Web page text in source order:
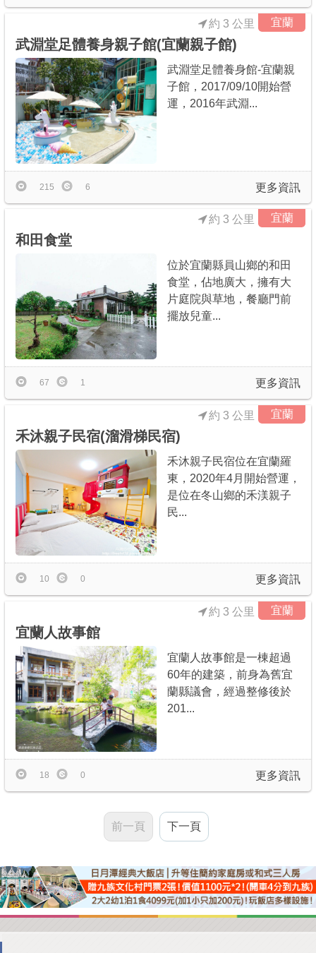
宜蘭
約 3 公里
武淵堂足體養身親子館(宜蘭親子館)
武淵堂足體養身館-宜蘭親
子館，2017/09/10開始營
運，2016年武淵...
更多資訊
215 6
宜蘭
約 3 公里
和田食堂
位於宜蘭縣員山鄉的和田
食堂，佔地廣大，擁有大
片庭院與草地，餐廳門前
擺放兒童...
更多資訊
67 1
宜蘭
約 3 公里
禾沐親子民宿(溜滑梯民宿)
禾沐親子民宿位在宜蘭羅
東，2020年4月開始營運，
是位在冬山鄉的禾渼親子
民...
更多資訊
10 0
宜蘭
約 3 公里
宜蘭人故事館
宜蘭人故事館是一棟超過
60年的建築，前身為舊宜
蘭縣議會，經過整修後於
201...
更多資訊
18 0
前一頁 下一頁